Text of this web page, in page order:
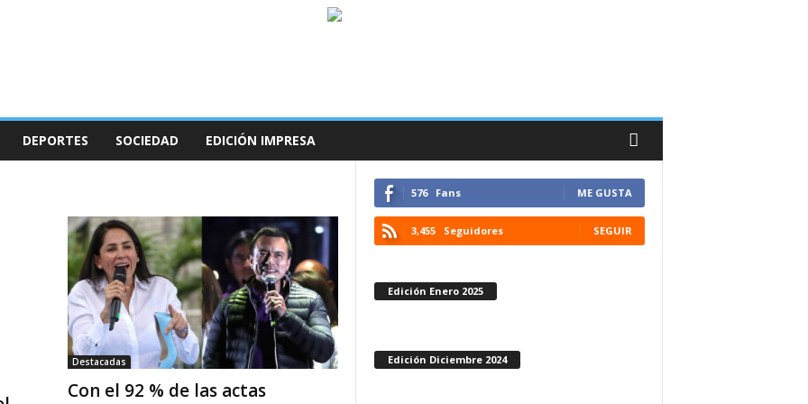
DEPORTES SOCIEDAD EDICIÓN IMPRESA
Destacadas
Con el 92 % de las actas
576 Fans ME GUSTA
3,455 Seguidores SEGUIR
Edición Enero 2025
Edición Diciembre 2024